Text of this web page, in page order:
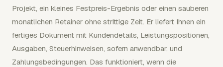
Projekt, ein kleines Festpreis-Ergebnis oder einen sauberen
monatlichen Retainer ohne strittige Zeit. Er liefert Ihnen ein
fertiges Dokument mit Kundendetails, Leistungspositionen,
Ausgaben, Steuerhinweisen, sofern anwendbar, und
Zahlungsbedingungen. Das funktioniert, wenn die